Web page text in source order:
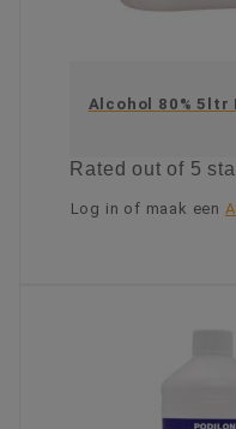
Alcohol 80% 5ltr
Ratedout of 5
Log in of maak een